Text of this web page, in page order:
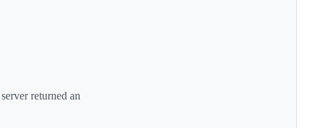
returned an